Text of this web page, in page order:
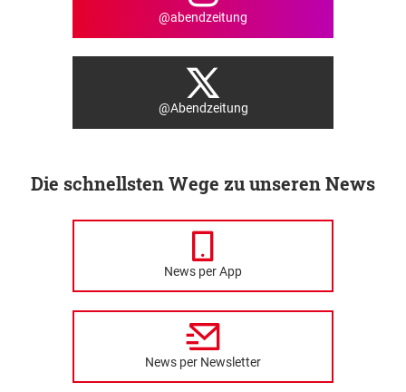
@abendzeitung
@Abendzeitung
Die schnellsten Wege zu unseren News
News per App
News per Newsletter